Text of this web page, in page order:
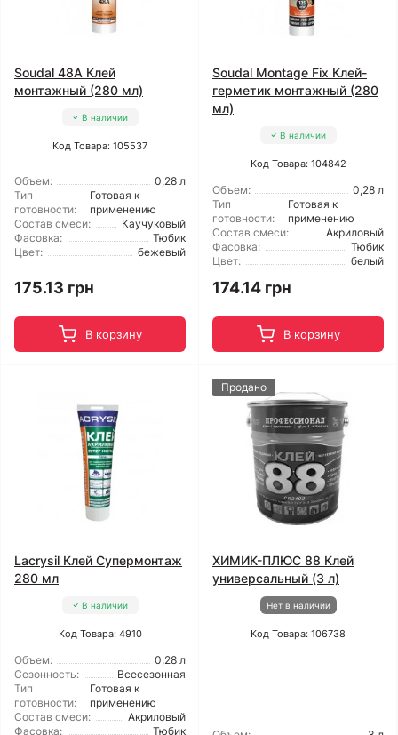
Soudal 48A Клей
монтажный (280 мл)
В наличии
Код Товара: 105537
Объем:
0,28 л
Тип
готовности:
Готовая к
применению
Состав смеси:
Каучуковый
Фасовка:
Тюбик
Цвет:
бежевый
175.13 грн
В корзину
Soudal Montage Fix Клей-
герметик монтажный (280
мл)
В наличии
Код Товара: 104842
Объем:
0,28 л
Тип
готовности:
Готовая к
применению
Состав смеси:
Акриловый
Фасовка:
Тюбик
Цвет:
белый
174.14 грн
В корзину
Lacrysil Клей Супермонтаж
280 мл
В наличии
Код Товара: 4910
Объем:
0,28 л
Сезонность:
Всесезонная
Тип
готовности:
Готовая к
применению
Состав смеси:
Акриловый
Фасовка:
Тюбик
Продано
ХИМИК-ПЛЮС 88 Клей
универсальный (3 л)
Нет в наличии
Код Товара: 106738